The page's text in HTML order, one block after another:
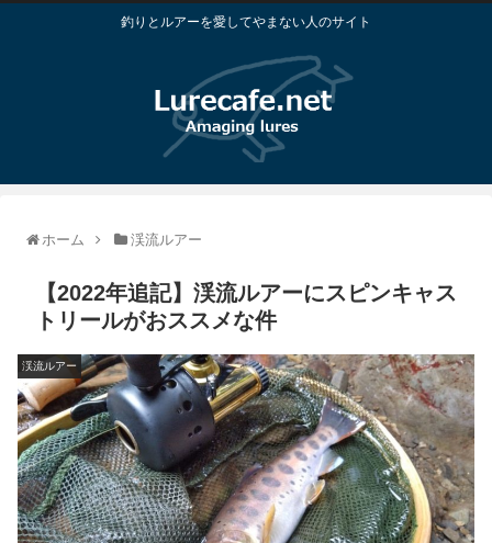
釣りとルアーを愛してやまない人のサイト
ホーム 渓流ルアー
【2022年追記】渓流ルアーにスピンキャス
トリールがおススメな件
渓流ルアー